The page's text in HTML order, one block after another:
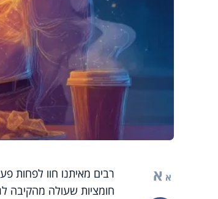
א א
רבים מאיתנו חוו
חומציות שעולה מהקיבה